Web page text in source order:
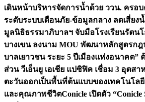
เดินหน้าบริหารจัดการน้ำด้วย ววน. ครอ
ระดับระบบเตือนภัย-ข้อมูลกลาง ลดเสี่ยง
มูลนิธิธรรมาภิบาลฯ จับมือโรงเรียนรัตน
บางเขน ลงนาม MOU พัฒนาหลักสูตรก
บาลเยาวชน ระยะ 5 ปีเมืองแห่งอนาคต”
ส่วน วีเอ็นยู เอเชีย แปซิฟิค เชื่อม 3 อุตส
ตะวันออกเป็นพื้นที่ต้นแบบของเทคโนโลยี
และคุณภาพชีวิตConicle เปิดตัว